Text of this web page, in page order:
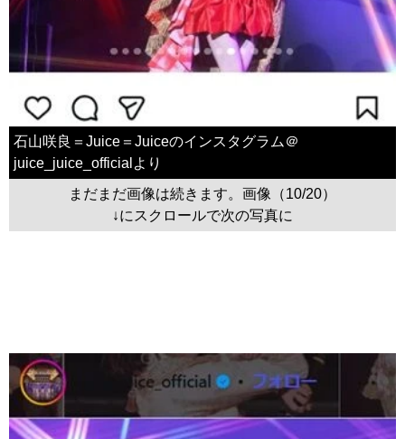
石山咲良＝Juice＝Juiceのインスタグラム＠
juice_juice_officialより
まだまだ画像は続きます。画像（10/20）
↓にスクロールで次の写真に